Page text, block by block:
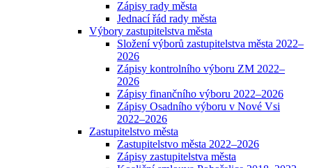
Zápisy rady města
Jednací řád rady města
Výbory zastupitelstva města
Složení výborů zastupitelstva města 2022–
2026
Zápisy kontrolního výboru ZM 2022–
2026
Zápisy finančního výboru 2022–2026
Zápisy Osadního výboru v Nové Vsi
2022–2026
Zastupitelstvo města
Zastupitelstvo města 2022–2026
Zápisy zastupitelstva města